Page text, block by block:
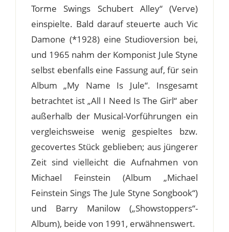
Torme Swings Schubert Alley“ (Verve)
einspielte. Bald darauf steuerte auch Vic
Damone (*1928) eine Studioversion bei,
und 1965 nahm der Komponist Jule Styne
selbst ebenfalls eine Fassung auf, für sein
Album „My Name Is Jule“. Insgesamt
betrachtet ist „All I Need Is The Girl“ aber
außerhalb der Musical-Vorführungen ein
vergleichsweise wenig gespieltes bzw.
gecovertes Stück geblieben; aus jüngerer
Zeit sind vielleicht die Aufnahmen von
Michael Feinstein (Album „Michael
Feinstein Sings The Jule Styne Songbook“)
und Barry Manilow („Showstoppers“-
Album), beide von 1991, erwähnenswert.